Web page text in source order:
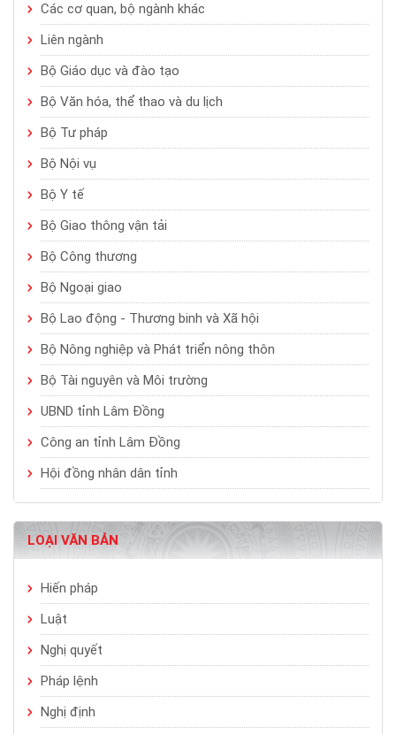
Các cơ quan, bộ ngành khác
Liên ngành
Bộ Giáo dục và đào tạo
Bộ Văn hóa, thể thao và du lịch
Bộ Tư pháp
Bộ Nội vụ
Bộ Y tế
Bộ Giao thông vận tải
Bộ Công thương
Bộ Ngoại giao
Bộ Lao động - Thương binh và Xã hội
Bộ Nông nghiệp và Phát triển nông thôn
Bộ Tài nguyên và Môi trường
UBND tỉnh Lâm Đồng
Công an tỉnh Lâm Đồng
Hội đồng nhân dân tỉnh
LOẠI VĂN BẢN
Hiến pháp
Luật
Nghị quyết
Pháp lệnh
Nghị định